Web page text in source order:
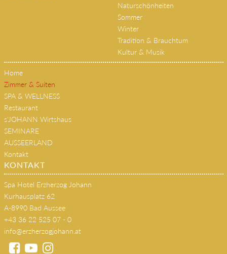
Naturschönheiten
Sommer
Winter
Tradition & Brauchtum
Kultur & Musik
Home
Zimmer & Suiten
SPA & WELLNESS
Restaurant
s'JOHANN Wirtshaus
SEMINARE
AUSSEERLAND
Kontakt
KONTAKT
Spa Hotel Erzherzog Johann
Kurhausplatz 62
A-8990 Bad Aussee
+43 36 22 525 07 - 0
info@erzherzogjohann.at